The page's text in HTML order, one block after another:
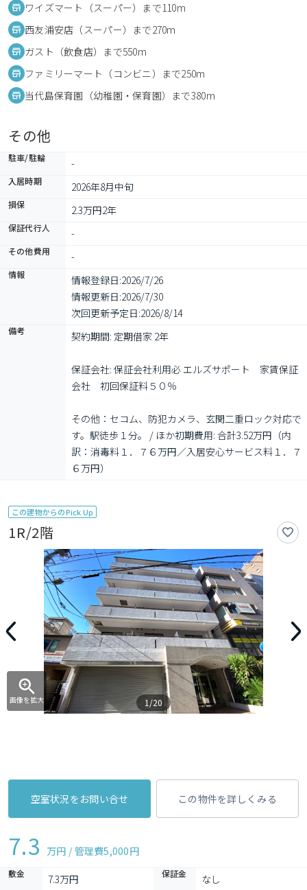
ワイズマート（スーパー）まで110m
西友浦安店（スーパー）まで270m
ガスト（飲食店）まで550m
ファミリーマート（コンビニ）まで250m
当代島保育園（幼稚園・保育園）まで380m
その他
駐車/駐輪 -
入居時期 2026年8月中旬
損保 2.3万円2年
保証代行人 -
その他費用 -
情報 情報登録日:2026/7/26
情報更新日:2026/7/30
次回更新予定日:2026/8/14
備考 契約期間: 定期借家 2年
保証会社: 保証会社利用必 エルズサポート　家賃保証
会社　初回保証料５０％
その他：セコム、防犯カメラ、玄関二重ロック対応で
す。駅徒歩１分。 / ほか初期費用: 合計3.52万円（内
訳：消毒料１．７６万円／入居安心サービス料１．７
６万円）
この建物からのPick Up
1R/2階
画像を拡大 1/20
空室状況をお問い合せ この物件を詳しくみる
7.3 万円 / 管理費5,000円
敷金 7.3万円 保証金 なし